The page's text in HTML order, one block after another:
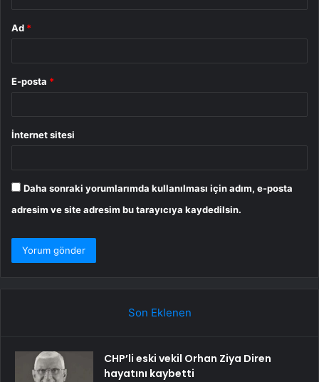
Ad *
E-posta *
İnternet sitesi
Daha sonraki yorumlarımda kullanılması için adım, e-posta
adresim ve site adresim bu tarayıcıya kaydedilsin.
Son Eklenen
CHP’li eski vekil Orhan Ziya Diren
hayatını kaybetti